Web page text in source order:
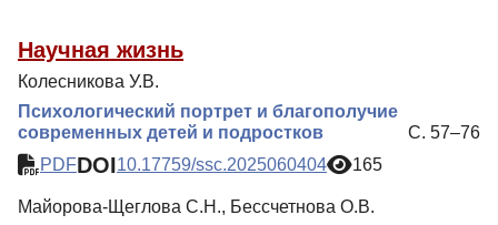
Научная жизнь
Колесникова У.В.
Психологический портрет и благополучие
современных детей и подростков
С. 57–76
PDFDOI10.17759/ssc.2025060404 165
Майорова-Щеглова С.Н., Бессчетнова О.В.